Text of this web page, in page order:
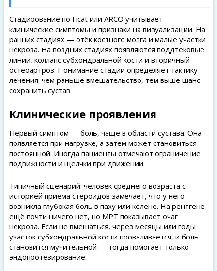
Стадирование по Ficat или ARCO учитывает
клинические симптомы и признаки на визуализации. На
ранних стадиях — отёк костного мозга и малые участки
некроза. На поздних стадиях появляются поддтековые
линии, коллапс субхондральной кости и вторичный
остеоартроз. Понимание стадии определяет тактику
лечения: чем раньше вмешательство, тем выше шанс
сохранить сустав.
Клинические проявления
Первый симптом — боль, чаще в области сустава. Она
появляется при нагрузке, а затем может становиться
постоянной. Иногда пациенты отмечают ограничение
подвижности и щелчки при движении.
Типичный сценарий: человек среднего возраста с
историей приёма стероидов замечает, что у него
возникла глубокая боль в паху или колене. На рентгене
ещё почти ничего нет, но МРТ показывает очаг
некроза. Если не вмешаться, через месяцы или годы
участок субхондральной кости проваливается, и боль
становится мучительной — тогда помогает только
эндопротезирование.